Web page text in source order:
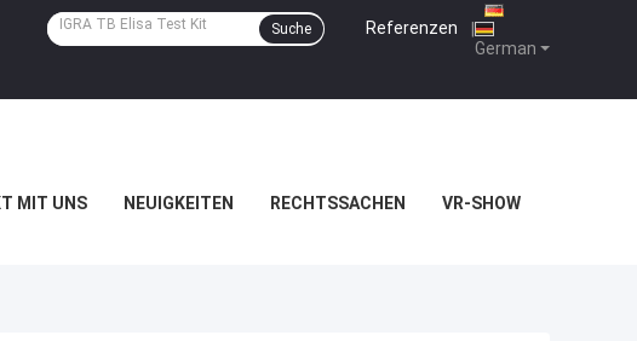
German
Referenzen |
Suche
MIT UNS NEUIGKEITEN RECHTSSACHEN VR-SHOW